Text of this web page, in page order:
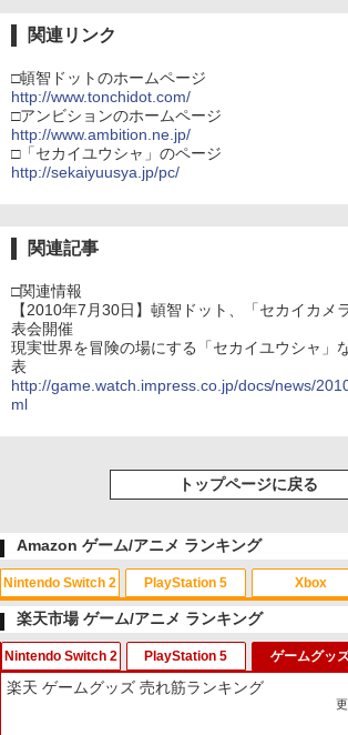
関連リンク
□頓智ドットのホームページ
http://www.tonchidot.com/
□アンビションのホームページ
http://www.ambition.ne.jp/
□「セカイユウシャ」のページ
http://sekaiyuusya.jp/pc/
関連記事
□関連情報
【2010年7月30日】頓智ドット、「セカイカメ
表会開催
現実世界を冒険の場にする「セカイユウシャ」
表
http://game.watch.impress.co.jp/docs/news/
ml
トップページに戻る
Amazon ゲーム/アニメ ランキング
Nintendo Switch 2
1
スプラトゥーン レイダ
コード版
PlayStation 5
1
PlayStation 5 デジタ
日本語専用 Console
ese only (CFI-
Xbox
1
【純正品】Xbox ワイ
ラー + USB-C® ケーブル
1
【Amazon.co.jp限定
第三章 蛇神
ナル三方背収納ケース
楽天市場 ゲーム/アニメ ランキング
Nintendo Switch 2 PlayStation 5 ゲームグッ
楽天 ゲームグッズ 売れ筋ランキング